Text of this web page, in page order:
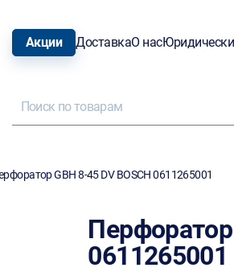
Акции ДоставкаО нас
GBH 8-45 DV BOSCH 0611265001
Перфоратор
0611265001